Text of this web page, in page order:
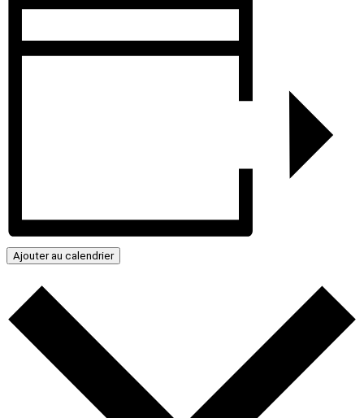
Ajouter au calendrier